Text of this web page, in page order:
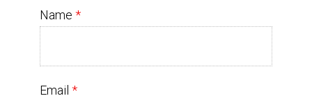
Name*
Email*